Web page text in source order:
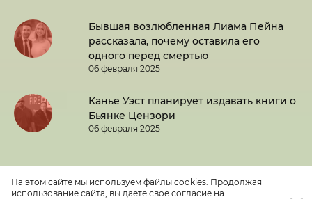
Бывшая возлюбленная Лиама Пейна
рассказала, почему оставила его
одного перед смертью
06 февраля 2025
Канье Уэст планирует издавать книги о
Бьянке Цензори
06 февраля 2025
На этом сайте мы используем файлы cookies. Продолжая
использование сайта, вы даете свое согласие на